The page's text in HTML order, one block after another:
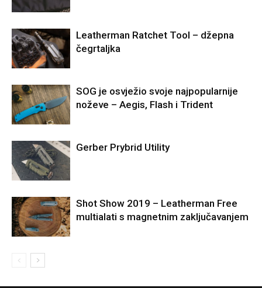
Leatherman Ratchet Tool – džepna
čegrtaljka
SOG je osvježio svoje najpopularnije
noževe – Aegis, Flash i Trident
Gerber Prybrid Utility
Shot Show 2019 – Leatherman Free
multialati s magnetnim zaključavanjem